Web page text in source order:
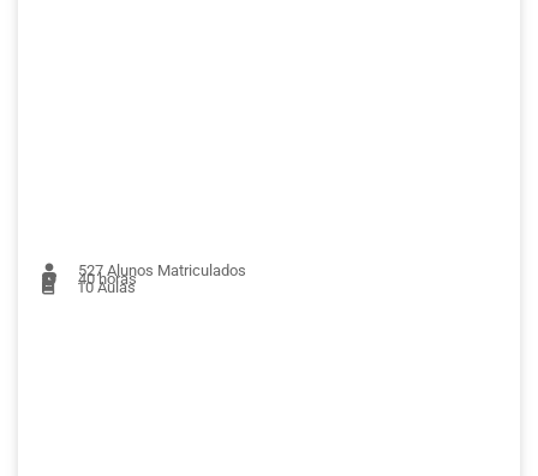
527 Alunos Matriculados
40 horas
10Aulas